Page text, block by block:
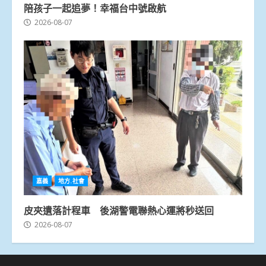
陪孩子一起追夢！幸福台中號啟航
2026-08-07
嘉義 地方.社會
皮夾遺落計程車 後湖警電聯熱心運將秒送回
2026-08-07